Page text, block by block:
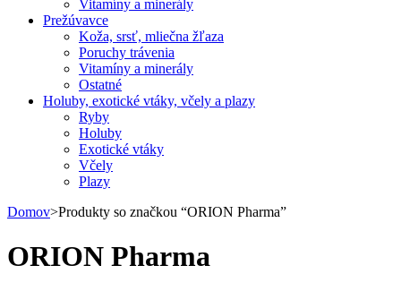
Vitamíny a minerály
Prežúvavce
Koža, srsť, mliečna žľaza
Poruchy trávenia
Vitamíny a minerály
Ostatné
Holuby, exotické vtáky, včely a plazy
Ryby
Holuby
Exotické vtáky
Včely
Plazy
Domov>Produkty so značkou “ORION Pharma”
ORION Pharma